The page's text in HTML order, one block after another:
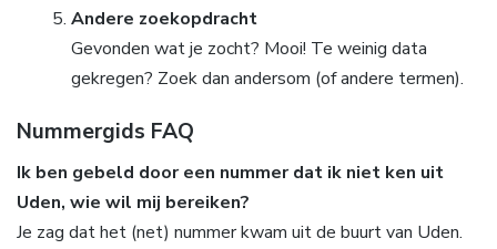
Andere zoekopdracht
Gevonden wat je zocht? Mooi! Te weinig data
gekregen? Zoek dan andersom (of andere termen).
Nummergids FAQ
Ik ben gebeld door een nummer dat ik niet ken uit
Uden, wie wil mij bereiken?
Je zag dat het (net) nummer kwam uit de buurt van Uden.